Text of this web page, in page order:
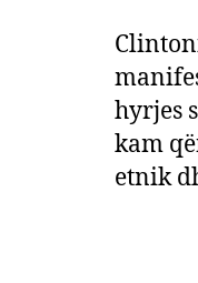
hyrjes
kam
etnik